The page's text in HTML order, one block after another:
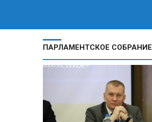
ПАРЛАМЕНТСКОЕ СОБРАНИЕ